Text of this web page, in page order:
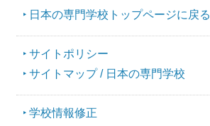
日本の専門学校トップページに戻る
サイトポリシー
サイトマップ / 日本の専門学校
学校情報修正